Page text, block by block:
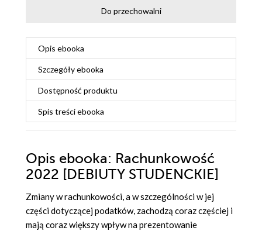
Do przechowalni
Opis ebooka
Szczegółyebooka
Dostępność produktu
Spis treściebooka
Opis ebooka: Rachunkowość
2022 [DEBIUTY STUDENCKIE]
Zmiany w rachunkowości, a w szczególności w jej
części dotyczącej podatków, zachodzą coraz częściej i
mają coraz większy wpływ na prezentowanie